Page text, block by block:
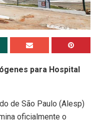
para Hospital
de São Paulo (Alesp)
oficialmente o